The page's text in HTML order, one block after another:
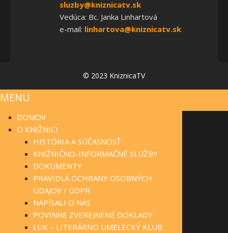
sluzby@kniznicatv.sk
Vedúca: Bc. Janka Linhartová
e-mail: linhartova@kniznicatv.sk
© 2023 KniznicaTV
MENU
DOMOV
O KNIŽNICI
HISTÓRIA A SÚČASNOSŤ
KNIŽNIČNO-INFORMAČNÉ SLUŽBY
DOKUMENTY
PRAVIDLÁ OCHRANY OSOBNÝCH
ÚDAJOV / GDPR
NAPÍSALI O NÁS
POVINNE ZVEREJNENÉ DOKLADY
LUK – LITERÁRNO UMELECKÝ KLUB